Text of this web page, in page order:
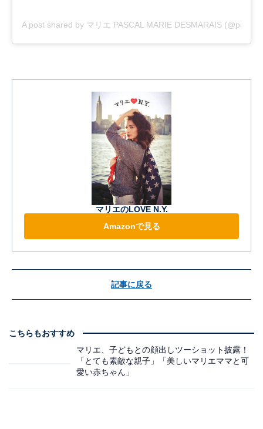
A post shared by マリエ PASCAL MARIE DESMARAIS
マリエのLOVE N.Y.
Amazonで見る
記事に戻る
こちらもおすすめ
マリエ、子どもとの顔出しツーショット披露！
「とても素敵な親子」「美しいマリエママと可
愛い赤ちゃん」